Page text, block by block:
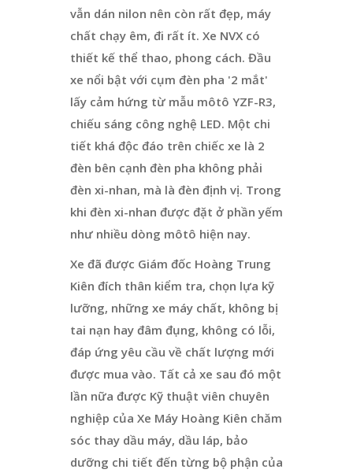
vẫn dán nilon nên còn rất đẹp, máy
chất chạy êm, đi rất ít. Xe NVX có
thiết kế thể thao, phong cách. Đầu
xe nổi bật với cụm đèn pha '2 mắt'
lấy cảm hứng từ mẫu môtô YZF-R3,
chiếu sáng công nghệ LED. Một chi
tiết khá độc đáo trên chiếc xe là 2
đèn bên cạnh đèn pha không phải
đèn xi-nhan, mà là đèn định vị. Trong
khi đèn xi-nhan được đặt ở phần yếm
như nhiều dòng môtô hiện nay.
Xe đã được Giám đốc Hoàng Trung
Kiên đích thân kiểm tra, chọn lựa kỹ
lưỡng, những xe máy chất, không bị
tai nạn hay đâm đụng, không có lỗi,
đáp ứng yêu cầu về chất lượng mới
được mua vào. Tất cả xe sau đó một
lần nữa được Kỹ thuật viên chuyên
nghiệp của Xe Máy Hoàng Kiên chăm
sóc thay dầu máy, dầu láp, bảo
dưỡng chi tiết đến từng bộ phận của